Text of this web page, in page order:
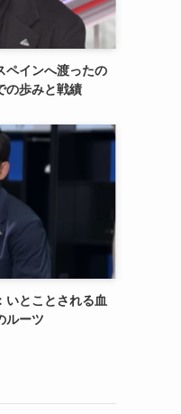
ペインへ渡ったの
の歩みと戦績
いとことされる血
ルーツ